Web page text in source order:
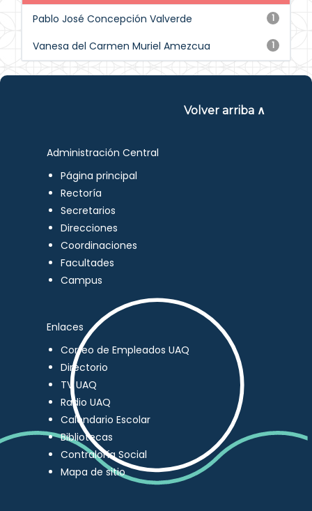
1
Pablo José Concepción Valverde
1
Vanesa del Carmen Muriel Amezcua
Volver arriba ∧
Administración Central
Página principal
Rectoría
Secretarios
Direcciones
Coordinaciones
Facultades
Campus
Enlaces
Correo de Empleados UAQ
Directorio
TV UAQ
Radio UAQ
Calendario Escolar
Bibliotecas
Contraloría Social
Mapa de sitio